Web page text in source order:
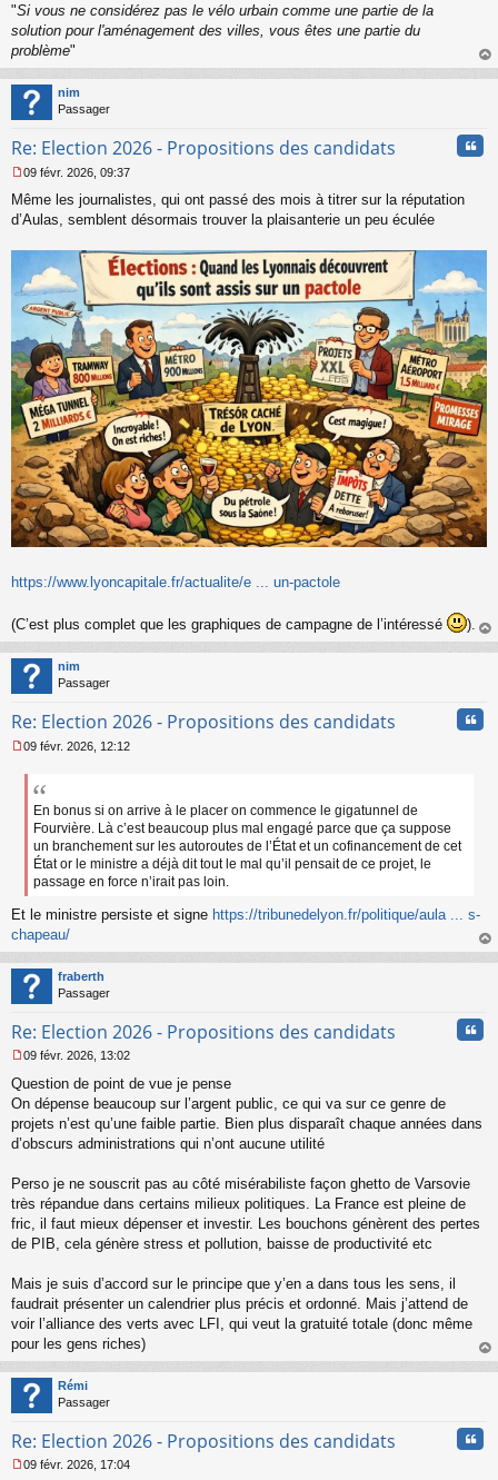
o
n
u
"Si vous ne considérez pas le vélo urbain comme une partie de la
solution pour l'aménagement des villes, vous êtes une partie du
problème"
au
nim
Passager
Re: Election 2026 - Propositions des candidats
e
s
a
e
n
o
n
l
u
09 févr. 2026, 09:37
Même les journalistes, qui ont passé des mois à titrer sur la réputation
d’Aulas, semblent désormais trouver la plaisanterie un peu éculée
https://www.lyoncapitale.fr/actualite/e ... un-pactole
(C’est plus complet que les graphiques de campagne de l’intéressé ).
au
nim
Passager
Re: Election 2026 - Propositions des candidats
e
n
u
09 févr. 2026, 12:12
En bonus si on arrive à le placer on commence le gigatunnel de
Fourvière. Là c’est beaucoup plus mal engagé parce que ça suppose
un branchement sur les autoroutes de l’État et un cofinancement de cet
État or le ministre a déjà dit tout le mal qu’il pensait de ce projet, le
passage en force n’irait pas loin.
Et le ministre persiste et signe https://tribunedelyon.fr/politique/aula ... s-
chapeau/
au
fraberth
Passager
Re: Election 2026 - Propositions des candidats
e
s
g
n
o
u
09 févr. 2026, 13:02
Question de point de vue je pense
On dépense beaucoup sur l’argent public, ce qui va sur ce genre de
projets n’est qu’une faible partie. Bien plus disparaît chaque années dans
d’obscurs administrations qui n’ont aucune utilité
Perso je ne souscrit pas au côté misérabiliste façon ghetto de Varsovie
très répandue dans certains milieux politiques. La France est pleine de
fric, il faut mieux dépenser et investir. Les bouchons génèrent des pertes
de PIB, cela génère stress et pollution, baisse de productivité etc
Mais je suis d’accord sur le principe que y’en a dans tous les sens, il
faudrait présenter un calendrier plus précis et ordonné. Mais j’attend de
voir l’alliance des verts avec LFI, qui veut la gratuité totale (donc même
pour les gens riches)
au
Rémi
Passager
Re: Election 2026 - Propositions des candidats
09 févr. 2026, 17:04